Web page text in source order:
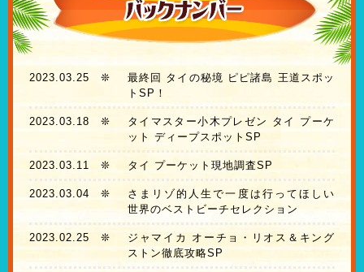
2023.03.25 ❊
最終回 タイの秘境 ピピ諸島 王道スポッ
トSP！
2023.03.18 ❊
タイマスター小木プレゼン タイ プーケ
ット ディープスポットSP
2023.03.11 ❊ タイ プーケット現地調査SP
2023.03.04 ❊
さまリゾ的人生で一度は行ってほしい
世界のベストビーチセレクション
2023.02.25 ❊
ジャマイカ オーチョ・リオス＆キング
ストン徹底攻略SP